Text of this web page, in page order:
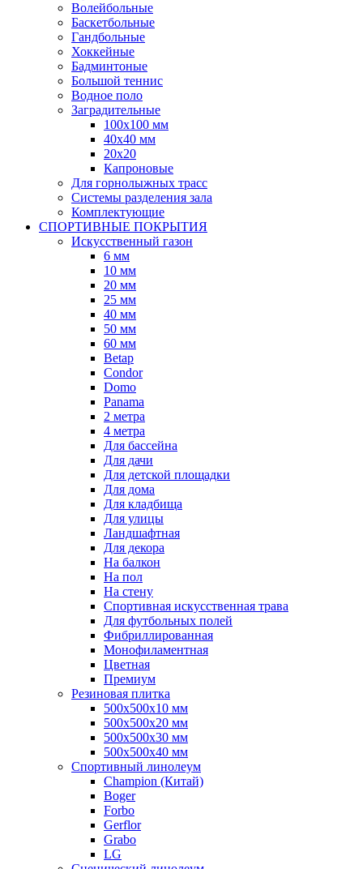
Волейбольные
Баскетбольные
Гандбольные
Хоккейные
Бадминтоные
Большой теннис
Водное поло
Заградительные
100х100 мм
40х40 мм
20х20
Капроновые
Для горнолыжных трасс
Системы разделения зала
Комплектующие
СПОРТИВНЫЕ ПОКРЫТИЯ
Искусственный газон
6 мм
10 мм
20 мм
25 мм
40 мм
50 мм
60 мм
Betap
Condor
Domo
Panama
2 метра
4 метра
Для бассейна
Для дачи
Для детской площадки
Для дома
Для кладбища
Для улицы
Ландшафтная
Для декора
На балкон
На пол
На стену
Спортивная искусственная трава
Для футбольных полей
Фибриллированная
Монофиламентная
Цветная
Премиум
Резиновая плитка
500х500х10 мм
500х500х20 мм
500х500х30 мм
500х500х40 мм
Спортивный линолеум
Champion (Китай)
Boger
Forbo
Gerflor
Grabo
LG